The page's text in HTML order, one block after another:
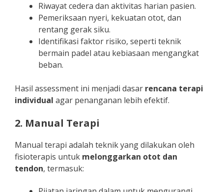
Riwayat cedera dan aktivitas harian pasien.
Pemeriksaan nyeri, kekuatan otot, dan
rentang gerak siku.
Identifikasi faktor risiko, seperti teknik
bermain padel atau kebiasaan mengangkat
beban.
Hasil assessment ini menjadi dasar rencana terapi
individual agar penanganan lebih efektif.
2. Manual Terapi
Manual terapi adalah teknik yang dilakukan oleh
fisioterapis untuk melonggarkan otot dan
tendon, termasuk: